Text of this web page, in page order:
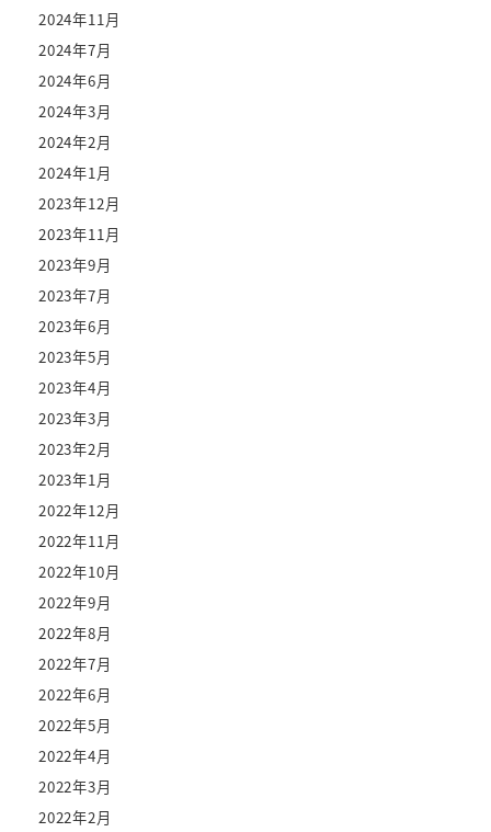
2024年11月
2024年7月
2024年6月
2024年3月
2024年2月
2024年1月
2023年12月
2023年11月
2023年9月
2023年7月
2023年6月
2023年5月
2023年4月
2023年3月
2023年2月
2023年1月
2022年12月
2022年11月
2022年10月
2022年9月
2022年8月
2022年7月
2022年6月
2022年5月
2022年4月
2022年3月
2022年2月